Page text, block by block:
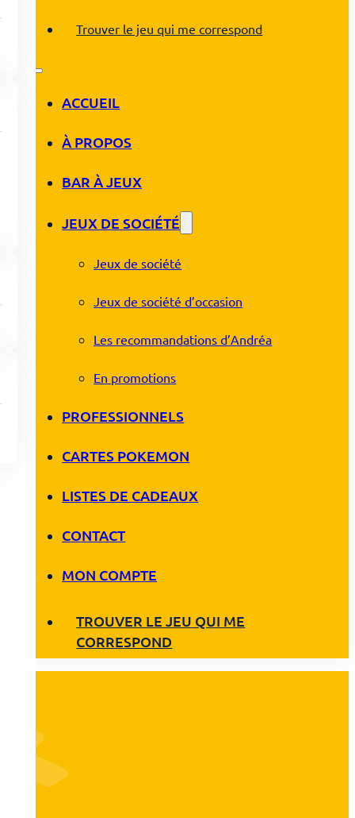
Trouver le jeu qui me correspond
ACCUEIL
À PROPOS
BAR À JEUX
JEUX DE SOCIÉTÉ
Jeux de société
Jeux de société d’occasion
Les recommandations d’Andréa
En promotions
PROFESSIONNELS
CARTES POKEMON
LISTES DE CADEAUX
CONTACT
MON COMPTE
TROUVER LE JEU QUI ME
CORRESPOND